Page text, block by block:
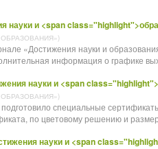
науки и <span
«Достижения науки и
информация о графике
науки и <span
специальные
по цветовому решению и
науки и <span